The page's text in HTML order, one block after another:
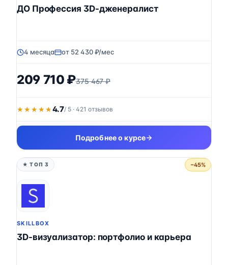
ДО Профессия 3D-дженералист
4 месяца от 52 430 ₽/мес
209 710 ₽375 467 ₽
★★★★★
★★★★★ 4.7/ 5 · 421 отзывов
Подробнее о курсе
★ ТОП 3 −45%
SKILLBOX
3D-визуализатор: портфолио и карьера